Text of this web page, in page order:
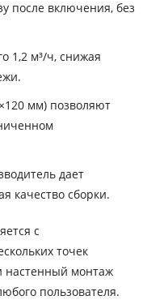
после включения, без
1,2 м³/ч, снижая
мм) позволяют
дает
качество сборки.
с
точек
настенный монтаж
пользователя.